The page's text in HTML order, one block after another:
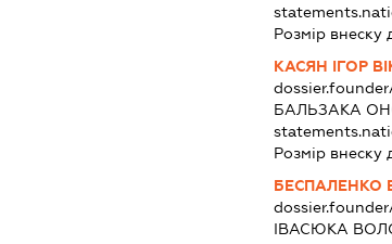
Розмір внеску
КАСЯН ІГОР
БАЛЬЗАКА
Розмір внеску
БЕСПАЛЕНКО
ІВАСЮКА